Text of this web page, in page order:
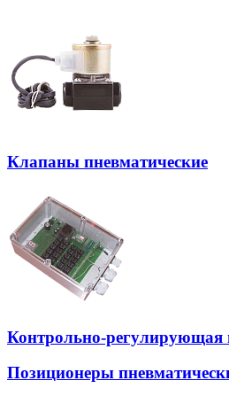
Клапаны пневматические
Контрольно-регулирующая
Позиционеры